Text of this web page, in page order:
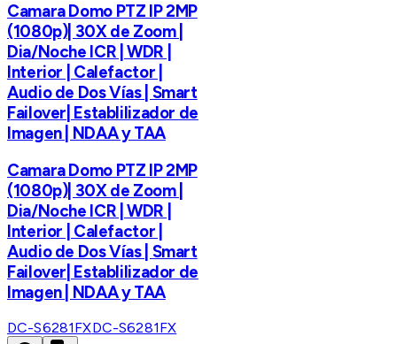
Camara Domo PTZ IP 2MP
(1080p)| 30X de Zoom |
Dia/Noche ICR | WDR |
Interior | Calefactor |
Audio de Dos Vías | Smart
Failover| Establilizador de
Imagen | NDAA y TAA
Camara Domo PTZ IP 2MP
(1080p)| 30X de Zoom |
Dia/Noche ICR | WDR |
Interior | Calefactor |
Audio de Dos Vías | Smart
Failover| Establilizador de
Imagen | NDAA y TAA
DC-S6281FXDC-S6281FX